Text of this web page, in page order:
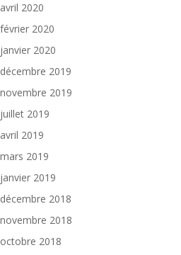
avril 2020
février 2020
janvier 2020
décembre 2019
novembre 2019
juillet 2019
avril 2019
mars 2019
janvier 2019
décembre 2018
novembre 2018
octobre 2018